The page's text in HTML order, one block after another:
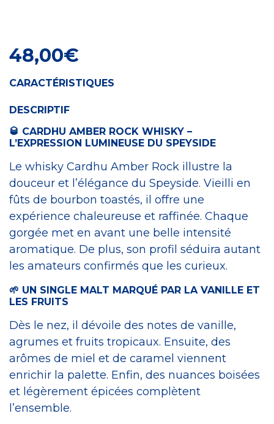
48,00€
CARACTÉRISTIQUES
DESCRIPTIF
🥃 CARDHU AMBER ROCK WHISKY –
L’EXPRESSION LUMINEUSE DU SPEYSIDE
Le whisky Cardhu Amber Rock illustre la
douceur et l’élégance du Speyside. Vieilli en
fûts de bourbon toastés, il offre une
expérience chaleureuse et raffinée. Chaque
gorgée met en avant une belle intensité
aromatique. De plus, son profil séduira autant
les amateurs confirmés que les curieux.
🌱 UN SINGLE MALT MARQUÉ PAR LA VANILLE ET
LES FRUITS
Dès le nez, il dévoile des notes de vanille,
agrumes et fruits tropicaux. Ensuite, des
arômes de miel et de caramel viennent
enrichir la palette. Enfin, des nuances boisées
et légèrement épicées complètent
l’ensemble.